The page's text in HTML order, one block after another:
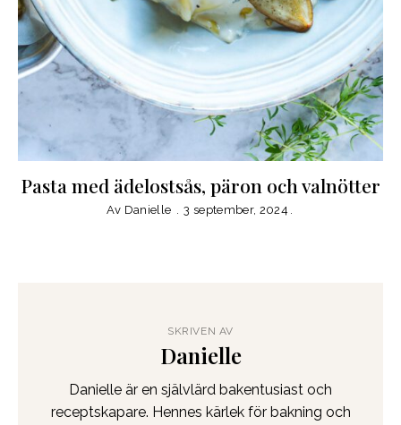
Pasta med ädelostsås, päron och valnötter
Av Danielle 3 september, 2024
SKRIVEN AV
Danielle
Danielle är en självlärd bakentusiast och
receptskapare. Hennes kärlek för bakning och